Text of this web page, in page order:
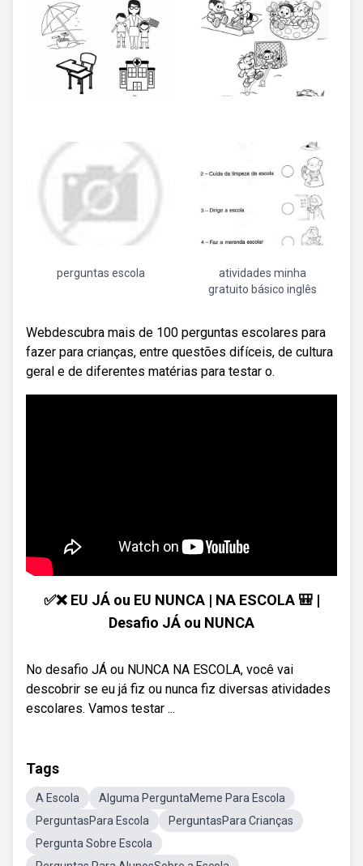
perguntas escola
atividades minha
gratuito básico inglês
Webdescubra mais de 100 perguntas escolares para
fazer para crianças, entre questões difíceis, de cultura
geral e de diferentes matérias para testar o.
✅❌ EU JÁ ou EU NUNCA | NA ESCOLA 🎒 |
Desafio JÁ ou NUNCA
No desafio JÁ ou NUNCA NA ESCOLA, você vai
descobrir se eu já fiz ou nunca fiz diversas atividades
escolares. Vamos testar ...
Tags
A Escola
Alguma PerguntaMeme Para Escola
PerguntasPara Escola
PerguntasPara Crianças
Pergunta Sobre Escola